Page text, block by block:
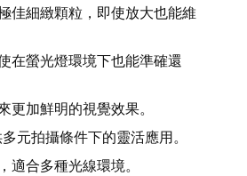
佳細緻顆粒，即使放大也能維
在螢光燈環境下也能準確還
更加鮮明的視覺效果。
多元拍攝條件下的靈活應用。
適合多種光線環境。